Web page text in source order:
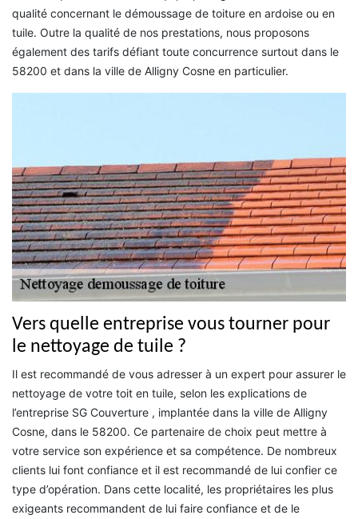
qualité concernant le démoussage de toiture en ardoise ou en
tuile. Outre la qualité de nos prestations, nous proposons
également des tarifs défiant toute concurrence surtout dans le
58200 et dans la ville de Alligny Cosne en particulier.
Vers quelle entreprise vous tourner pour
le nettoyage de tuile ?
Il est recommandé de vous adresser à un expert pour assurer le
nettoyage de votre toit en tuile, selon les explications de
l’entreprise SG Couverture , implantée dans la ville de Alligny
Cosne, dans le 58200. Ce partenaire de choix peut mettre à
votre service son expérience et sa compétence. De nombreux
clients lui font confiance et il est recommandé de lui confier ce
type d’opération. Dans cette localité, les propriétaires les plus
exigeants recommandent de lui faire confiance et de le